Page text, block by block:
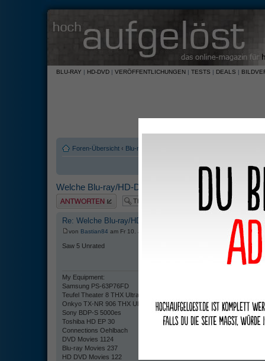
BLU-RAY | HD-DVD | VERÖFFENTLICHUNGEN | TESTS | DEALS |
Foren-Übersicht ‹ Blu-ray und HD-DVD
Welche Blu-ray/HD-DVD hast Du zuletzt gekauft?
Antwort erstellen
Re: Welche Blu-ray/HD-DVD hast Du zuletzt gekauft?
von Bastian84 am Fr 10. Jul 2009, 23:38
Saw 5 Unrated
My Equipment:
Samsung PS-63P76FD
Teufel Theater 8 THX Ultra 2
Onkyo TX-NR 906 THX Ultra 2
Sony BDP-S 5000es
Toshiba HD EP 30
Connections Oehlbach
DVD Movies 1124
Blu-ray Movies 237
HD DVD Movies 122